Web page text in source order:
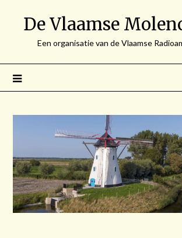
De Vlaamse
Een organisatie van de Vlaamse